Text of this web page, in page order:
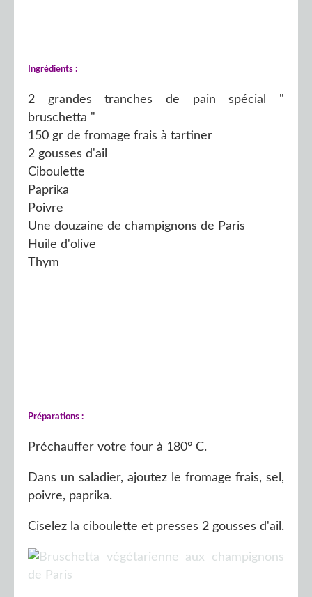
Ingrédients :
2 grandes tranches de pain spécial "
bruschetta "
150 gr de fromage frais à tartiner
2 gousses d'ail
Ciboulette
Paprika
Poivre
Une douzaine de champignons de Paris
Huile d'olive
Thym
Préparations :
Préchauffer votre four à 180° C.
Dans un saladier, ajoutez le fromage frais, sel,
poivre, paprika.
Ciselez la ciboulette et presses 2 gousses d'ail.